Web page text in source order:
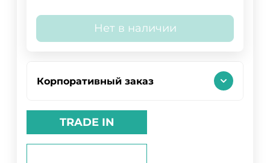
Нет в наличии
Корпоративный заказ
TRADE IN